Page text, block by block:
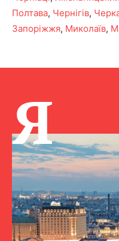
Полтава, Чернігів,
Запоріжжя, Миколаїв,
Я